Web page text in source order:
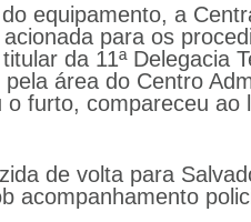
equipamento, a
para os
da 11ª Delegacia
área do Centro
o furto, compareceu ao
de volta para
acompanhamento